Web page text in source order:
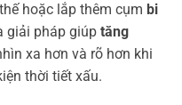
hoặc lắp thêm cụm bi
giải pháp giúp tăng
xa hơn và rõ hơn khi
thời tiết xấu.